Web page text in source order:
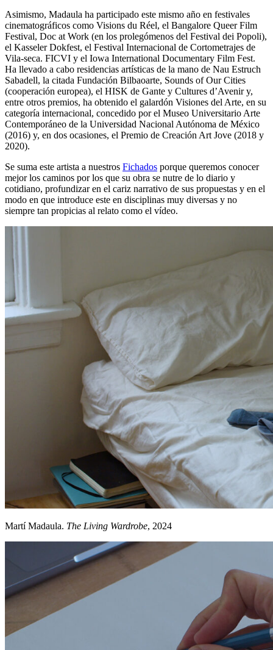
Asimismo, Madaula ha participado este mismo año en festivales
cinematográficos como Visions du Réel, el Bangalore Queer Film
Festival, Doc at Work (en los prolegómenos del Festival dei Popoli),
el Kasseler Dokfest, el Festival Internacional de Cortometrajes de
Vila-seca. FICVI y el Iowa International Documentary Film Fest.
Ha llevado a cabo residencias artísticas de la mano de Nau Estruch
Sabadell, la citada Fundación Bilbaoarte, Sounds of Our Cities
(cooperación europea), el HISK de Gante y Cultures d’Avenir y,
entre otros premios, ha obtenido el galardón Visiones del Arte, en su
categoría internacional, concedido por el Museo Universitario Arte
Contemporáneo de la Universidad Nacional Autónoma de México
(2016) y, en dos ocasiones, el Premio de Creación Art Jove (2018 y
2020).
Se suma este artista a nuestros Fichados porque queremos conocer
mejor los caminos por los que su obra se nutre de lo diario y
cotidiano, profundizar en el cariz narrativo de sus propuestas y en el
modo en que introduce este en disciplinas muy diversas y no
siempre tan propicias al relato como el vídeo.
Martí Madaula. The Living Wardrobe, 2024